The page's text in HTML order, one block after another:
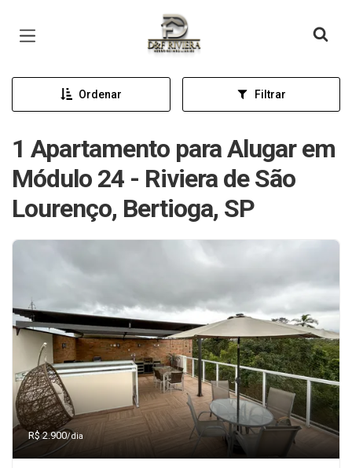
Página inicial
Ordenar Filtrar
1 Apartamento para Alugar em
Módulo 24 - Riviera de São
Lourenço, Bertioga, SP
R$ 2.900/dia